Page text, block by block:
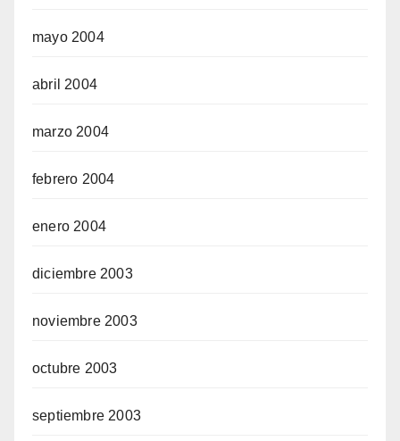
mayo 2004
abril 2004
marzo 2004
febrero 2004
enero 2004
diciembre 2003
noviembre 2003
octubre 2003
septiembre 2003